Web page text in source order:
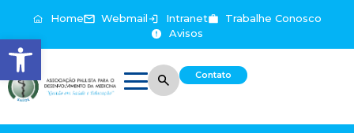
Abrir a barra de ferramentas
Home Webmail Intranet
Trabalhe Conosco
Avisos
Contato